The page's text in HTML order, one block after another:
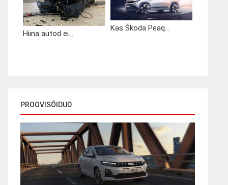
Hiina autod ei...
Kas Škoda Peaq...
PROOVISÕIDUD